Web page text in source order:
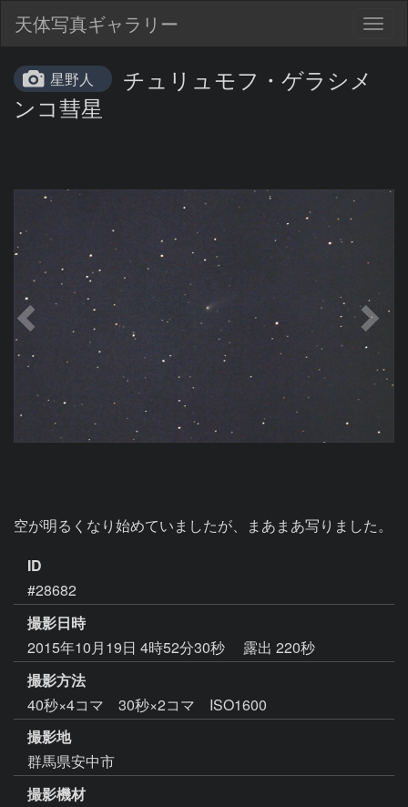
天体写真ギャラリー
星野人
チュリュモフ・ゲラシメ
ンコ彗星
空が明るくなり始めていましたが、まあまあ写りました。
ID
#28682
撮影日時
2015年10月19日 4時52分30秒
露出 220秒
撮影方法
40秒×4コマ 30秒×2コマ ISO1600
撮影地
群馬県安中市
撮影機材